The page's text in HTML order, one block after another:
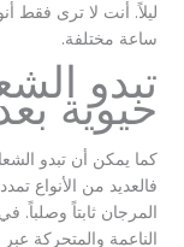
ليلاً. أنت لا ترى فقط
ساعة مختلفة.
تبدو
حيوية
كما يمكن أن تبدو الشعاب
فالعديد من الأنواع تمدد
المرجان ثابتاً وصلباً. في
الناعمة والمتحركة عبر